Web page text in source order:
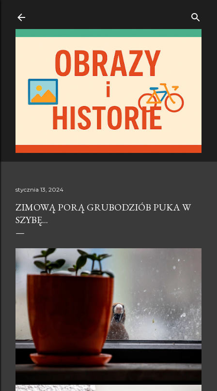
stycznia 13, 2024
ZIMOWĄ PORĄ GRUBODZIÓB PUKA W
SZYBĘ...